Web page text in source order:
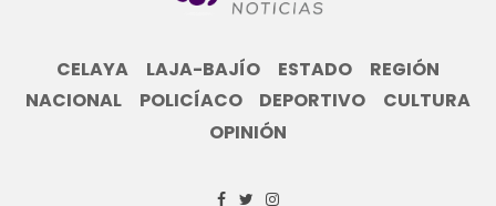
CELAYA LAJA-BAJÍO ESTADO
REGIÓN
NACIONAL
POLICÍACO DEPORTIVO
CULTURA
OPINIÓN